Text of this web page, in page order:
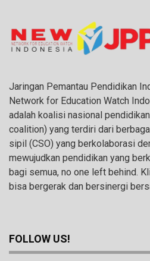
Jaringan Pemantau Pendidikan
Network for Education Watch
adalah koalisi nasional
coalition) yang terdiri dari
sipil (CSO) yang berkolaborasi
mewujudkan pendidikan yang
bagi semua, no one left behind.
bisa bergerak dan bersinergi
FOLLOW US!